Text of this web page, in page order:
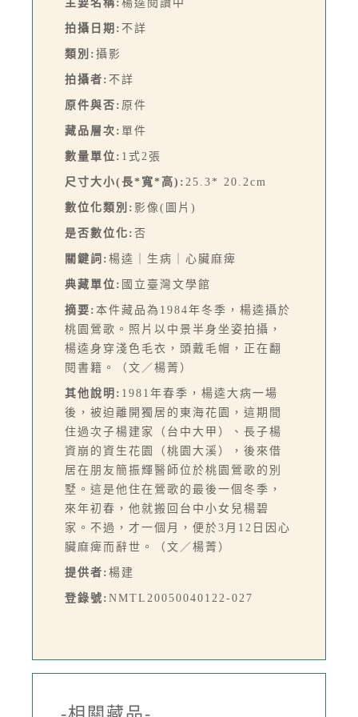
主要名稱: 楊逵閱讀中
拍攝日期: 不詳
類別: 攝影
拍攝者: 不詳
原件與否: 原件
藏品層次: 單件
數量單位: 1式2張
尺寸大小(長*寬*高): 25.3* 20.2cm
數位化類別: 影像(圖片)
是否數位化: 否
關鍵詞: 楊逵｜生病｜心臟麻痺
典藏單位: 國立臺灣文學館
摘要: 本件藏品為1984年冬季，楊逵攝於
桃園鶯歌。照片以中景半身坐姿拍攝，
楊逵身穿淺色毛衣，頭戴毛帽，正在翻
閱書籍。（文／楊菁）
其他說明: 1981年春季，楊逵大病一場
後，被迫離開獨居的東海花園，這期間
住過次子楊建家（台中大甲）、長子楊
資崩的資生花園（桃園大溪），後來借
居在朋友簡振輝醫師位於桃園鶯歌的別
墅。這是他住在鶯歌的最後一個冬季，
來年初春，他就搬回台中小女兒楊碧
家。不過，才一個月，便於3月12日因心
臟麻痺而辭世。（文／楊菁）
提供者: 楊建
登錄號: NMTL20050040122-027